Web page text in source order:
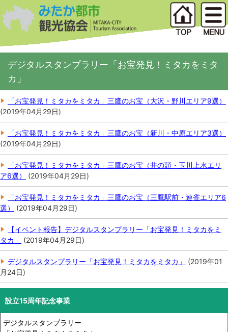
デジタルスタンプラリー「お宝発見！ミタカをミタ
カ」
「お宝発見！ミタカをミタカ」三鷹のお宝（大沢・野川エリア9選）
(2019年04月29日)
「お宝発見！ミタカをミタカ」三鷹のお宝（新川・中原エリア3選）
(2019年04月29日)
「お宝発見！ミタカをミタカ」三鷹のお宝（井の頭・玉川上水エリ
ア6選）
(2019年04月29日)
「お宝発見！ミタカをミタカ」三鷹のお宝（三鷹駅前・連雀エリア6
選）
(2019年04月29日)
【イベント報告】デジタルスタンプラリー「お宝発見！ミタカをミ
タカ」
(2019年04月29日)
デジタルスタンプラリー「お宝発見！ミタカをミタカ」 (2019年01
月24日)
設立15周年記念事業
デジタルスタンプラリー